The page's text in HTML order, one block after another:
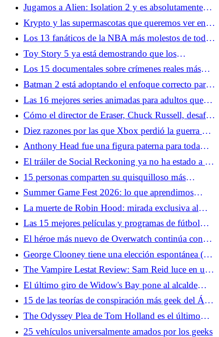
actuando
Jugamos a Alien: Isolation 2 y es absolutamente
aterrador
Krypto y las supermascotas que queremos ver en el
DCU
Los 13 fanáticos de la NBA más molestos de todos
los tiempos
Toy Story 5 ya está demostrando que los
escépticos están equivocados
Los 15 documentales sobre crímenes reales más
aterradores
Batman 2 está adoptando el enfoque correcto para
The Penguin
Las 16 mejores series animadas para adultos que
probablemente nunca hayas visto
Cómo el director de Eraser, Chuck Russell, desafió
a Arnold Schwarzenegger
Diez razones por las que Xbox perdió la guerra de
las consolas
Anthony Head fue una figura paterna para toda
una generación de fanáticos del género
El tráiler de Social Reckoning ya no ha estado a la
altura de la red social
15 personas comparten su quisquilloso más
pedante de Star Wars
Summer Game Fest 2026: lo que aprendimos
sobre Resident Evil Veronica
La muerte de Robin Hood: mirada exclusiva al
Desenmascaramiento de una leyenda de Hugh
Jackman
Las 15 mejores películas y programas de fútbol
para ponerte de humor para la Copa Mundial
El héroe más nuevo de Overwatch continúa con
los errores de diseño de personajes del juego
George Clooney tiene una elección espontánea (y
sólida) para el próximo James Bond
The Vampire Lestat Review: Sam Reid luce en una
nueva y ambiciosa "Entrevista" Capítulo
El último giro de Widow's Bay pone al alcalde
Tom en una situación imposible
15 de las teorías de conspiración más geek del Área
51
The Odyssey Plea de Tom Holland es el último
intento de la Generación Z para salvar el cine
25 vehículos universalmente amados por los geeks